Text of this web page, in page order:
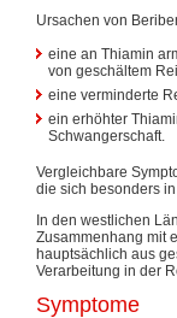
Ursachen von
eine an Thiamin
von geschältem
eine verminderte
ein erhöhter
Schwangerschaft.
Vergleichbare
die sich besonders
In den westlichen
Zusammenhang mit
hauptsächlich aus
Verarbeitung in der
Symptome